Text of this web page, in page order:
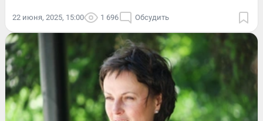
22 июня, 2025, 15:00 1 696 Обсудить